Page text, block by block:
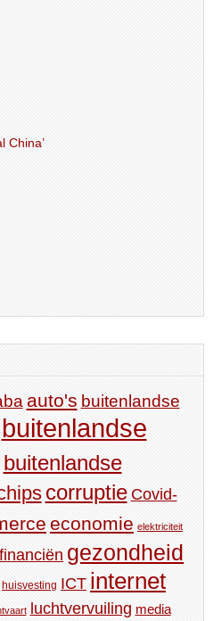
China’
auto's buitenlandse
buitenlandse
buitenlandse
corruptie Covid-
economie elektriciteit
financiën gezondheid
huisvesting ICT internet
luchtvervuiling media